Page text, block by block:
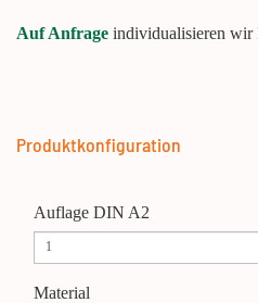
Auf Anfrage individualisieren wir
Produktkonfiguration
Auflage DIN A2
Material